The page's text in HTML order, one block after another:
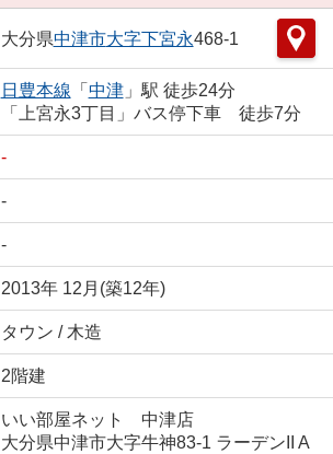
大分県中津市大字下宮永468-1
日豊本線 「 中津」駅 徒歩24分
「上宮永3丁目」バス停下車 徒歩7分
-
-
-
2013年 12月(築12年)
タウン / 木造
2階建
いい部屋ネット 中津店
大分県中津市大字牛神83-1 ラーデンII A